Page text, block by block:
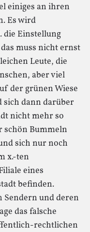
einiges an ihren
Es wird
die Einstellung
muss nicht ernst
Leute, die
aber viel
der grünen Wiese
dann darüber
nicht mehr so
schön Bummeln
sich nur noch
x.-ten
eines
befinden.
und deren
das falsche
rechtlichen